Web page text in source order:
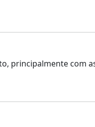
principalmente com